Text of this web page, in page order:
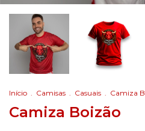
Início Camisas Casuais Camiza
Camiza Boizão